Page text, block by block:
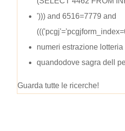
'))) and 6516=7779 and
numeri estrazione
quandodove sagra dell
Guarda tutte le ricerche!